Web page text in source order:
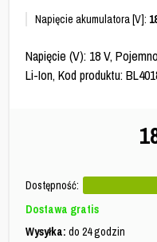
Napięcie akumulatora [V]:
Napięcie (V): 18 V,
Li-Ion, Kod produktu:
Dostępność:
Dostawa gratis
Wysyłka: do 24 godzin